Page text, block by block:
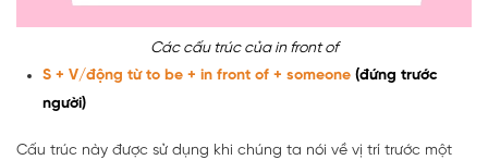
Các cấu trúc của in front of
S + V/động từ to be + in front of + someone (đứng trước
người)
Cấu trúc này được sử dụng khi chúng ta nói về vị trí trước một